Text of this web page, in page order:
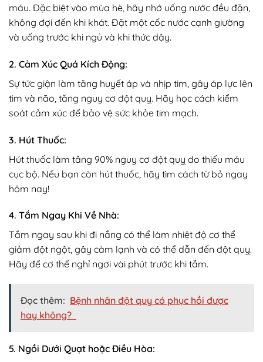
máu. Đặc biệt vào mùa hè, hãy nhớ uống nước đều đặn,
không đợi đến khi khát. Đặt một cốc nước cạnh giường
và uống trước khi ngủ và khi thức dậy.
2. Cảm Xúc Quá Kích Động:
Sự tức giận làm tăng huyết áp và nhịp tim, gây áp lực lên
tim và não, tăng nguy cơ đột quỵ. Hãy học cách kiểm
soát cảm xúc để bảo vệ sức khỏe tim mạch.
3. Hút Thuốc:
Hút thuốc làm tăng 90% nguy cơ đột quỵ do thiếu máu
cục bộ. Nếu bạn còn hút thuốc, hãy tìm cách từ bỏ ngay
hôm nay!
4. Tắm Ngay Khi Về Nhà:
Tắm ngay sau khi đi nắng có thể làm nhiệt độ cơ thể
giảm đột ngột, gây cảm lạnh và có thể dẫn đến đột quỵ.
Hãy để cơ thể nghỉ ngơi vài phút trước khi tắm.
Đọc thêm: Bệnh nhân đột quỵ có phục hồi được
hay không?
5. Ngồi Dưới Quạt hoặc Điều Hòa: